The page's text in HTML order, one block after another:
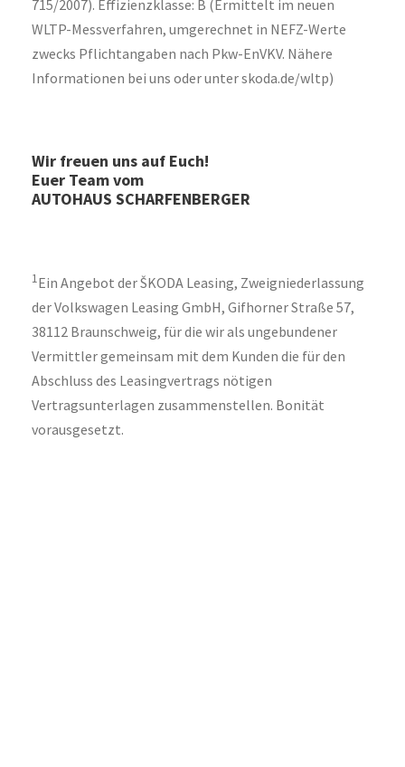
715/2007). Effizienzklasse: B (Ermittelt im neuen
WLTP-Messverfahren, umgerechnet in NEFZ-Werte
zwecks Pflichtangaben nach Pkw-EnVKV. Nähere
Informationen bei uns oder unter skoda.de/wltp)
Wir freuen uns auf Euch!
Euer Team vom
AUTOHAUS SCHARFENBERGER
1Ein Angebot der ŠKODA Leasing, Zweigniederlassung
der Volkswagen Leasing GmbH, Gifhorner Straße 57,
38112 Braunschweig, für die wir als ungebundener
Vermittler gemeinsam mit dem Kunden die für den
Abschluss des Leasingvertrags nötigen
Vertragsunterlagen zusammenstellen. Bonität
vorausgesetzt.